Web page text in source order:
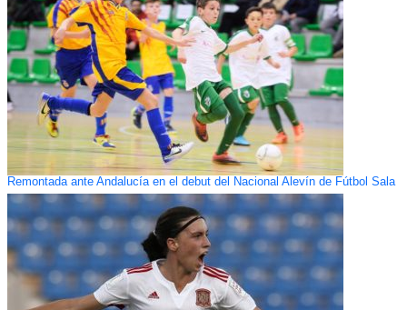
Remontada ante Andalucía en el debut del Nacional Alevín de Fútbol Sala